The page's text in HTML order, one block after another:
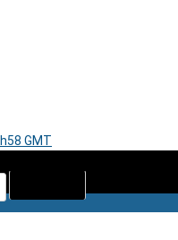
GMT